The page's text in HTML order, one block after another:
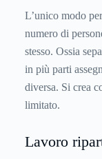
L’unico modo
numero di
stesso. Ossia
in più parti
diversa. Si crea
limitato.
Lavoro